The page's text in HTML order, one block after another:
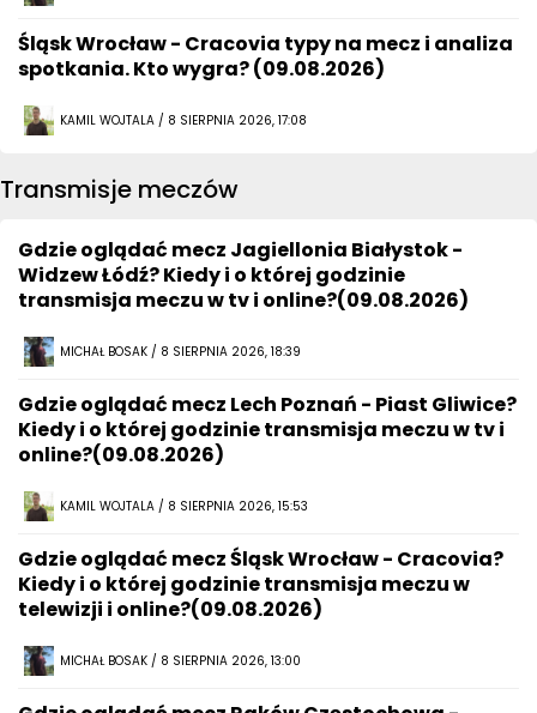
Śląsk Wrocław - Cracovia typy na mecz i analiza
spotkania. Kto wygra? (09.08.2026)
KAMIL WOJTALA / 8 SIERPNIA 2026, 17:08
Transmisje meczów
Gdzie oglądać mecz Jagiellonia Białystok -
Widzew Łódź? Kiedy i o której godzinie
transmisja meczu w tv i online?(09.08.2026)
MICHAŁ BOSAK / 8 SIERPNIA 2026, 18:39
Gdzie oglądać mecz Lech Poznań - Piast Gliwice?
Kiedy i o której godzinie transmisja meczu w tv i
online?(09.08.2026)
KAMIL WOJTALA / 8 SIERPNIA 2026, 15:53
Gdzie oglądać mecz Śląsk Wrocław - Cracovia?
Kiedy i o której godzinie transmisja meczu w
telewizji i online?(09.08.2026)
MICHAŁ BOSAK / 8 SIERPNIA 2026, 13:00